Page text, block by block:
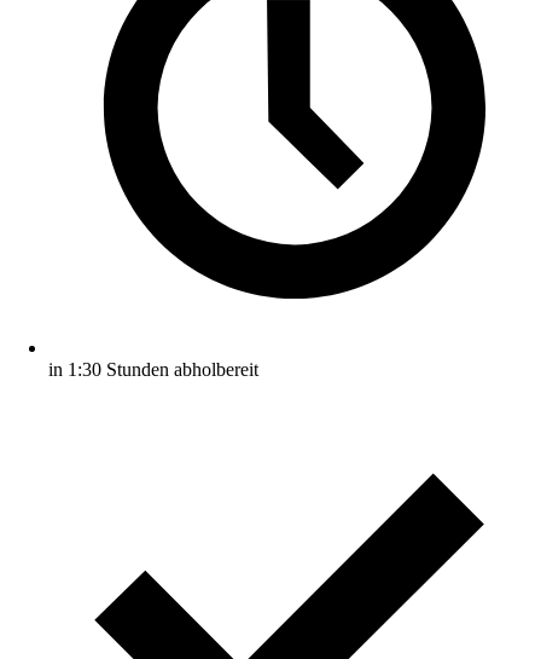
in 1:30 Stunden abholbereit